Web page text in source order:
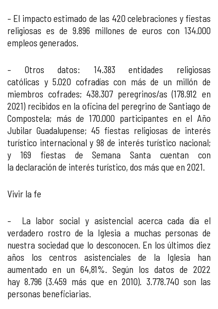
– El impacto estimado de las 420 celebraciones y fiestas
religiosas es de 9.896 millones de euros con 134.000
empleos generados.
– Otros datos: 14.383 entidades religiosas
católicas y 5.020 cofradías con más de un millón de
miembros cofrades; 438.307 peregrinos/as (178.912 en
2021) recibidos en la oficina del peregrino de Santiago de
Compostela; más de 170.000 participantes en el Año
Jubilar Guadalupense; 45 fiestas religiosas de interés
turístico internacional y 98 de interés turístico nacional;
y 169 fiestas de Semana Santa cuentan con
la declaración de interés turístico, dos más que en 2021.
Vivir la fe
– La labor social y asistencial acerca cada día el
verdadero rostro de la Iglesia a muchas personas de
nuestra sociedad que lo desconocen. En los últimos diez
años los centros asistenciales de la Iglesia han
aumentado en un 64,81%. Según los datos de 2022
hay 8.796 (3.459 más que en 2010). 3.778.740 son las
personas beneficiarias.